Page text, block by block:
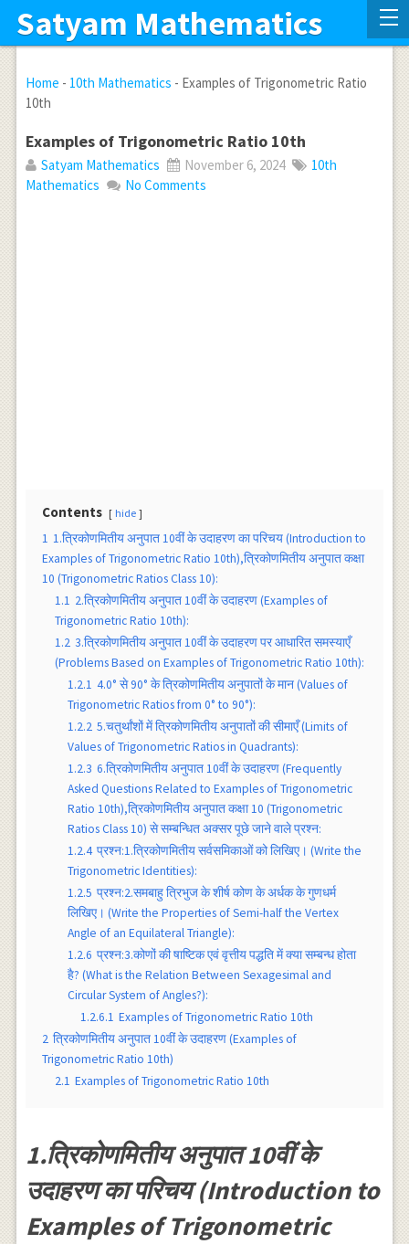
Satyam Mathematics
Home - 10th Mathematics - Examples of Trigonometric Ratio
10th
Examples of Trigonometric Ratio 10th
Satyam Mathematics November 6, 2024
10th
Mathematics
No Comments
Contents hide
1 1.त्रिकोणमितीय अनुपात 10वीं के उदाहरण का परिचय (Introduction to
Examples of Trigonometric Ratio 10th),त्रिकोणमितीय अनुपात कक्षा
10 (Trigonometric Ratios Class 10):
1.1 2.त्रिकोणमितीय अनुपात 10वीं के उदाहरण (Examples of
Trigonometric Ratio 10th):
1.2 3.त्रिकोणमितीय अनुपात 10वीं के उदाहरण पर आधारित समस्याएँ
(Problems Based on Examples of Trigonometric Ratio 10th):
1.2.1 4.0° से 90° के त्रिकोणमितीय अनुपातों के मान (Values of
Trigonometric Ratios from 0° to 90°):
1.2.2 5.चतुर्थांशों में त्रिकोणमितीय अनुपातों की सीमाएँ (Limits of
Values of Trigonometric Ratios in Quadrants):
1.2.3 6.त्रिकोणमितीय अनुपात 10वीं के उदाहरण (Frequently
Asked Questions Related to Examples of Trigonometric
Ratio 10th),त्रिकोणमितीय अनुपात कक्षा 10 (Trigonometric
Ratios Class 10) से सम्बन्धित अक्सर पूछे जाने वाले प्रश्न:
1.2.4 प्रश्न:1.त्रिकोणमितीय सर्वसमिकाओं को लिखिए। (Write the
Trigonometric Identities):
1.2.5 प्रश्न:2.समबाहु त्रिभुज के शीर्ष कोण के अर्धक के गुणधर्म
लिखिए। (Write the Properties of Semi-half the Vertex
Angle of an Equilateral Triangle):
1.2.6 प्रश्न:3.कोणों की षाष्टिक एवं वृत्तीय पद्धति में क्या सम्बन्ध होता
है? (What is the Relation Between Sexagesimal and
Circular System of Angles?):
1.2.6.1 Examples of Trigonometric Ratio 10th
2 त्रिकोणमितीय अनुपात 10वीं के उदाहरण (Examples of
Trigonometric Ratio 10th)
2.1 Examples of Trigonometric Ratio 10th
1.त्रिकोणमितीय अनुपात 10वीं के
उदाहरण का परिचय (Introduction to
Examples of Trigonometric